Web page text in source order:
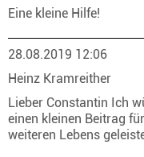
Eine kleine Hilfe!
28.08.2019 12:06
Heinz Kramreither
Lieber Constantin Ich
einen kleinen Beitrag
weiteren Lebens